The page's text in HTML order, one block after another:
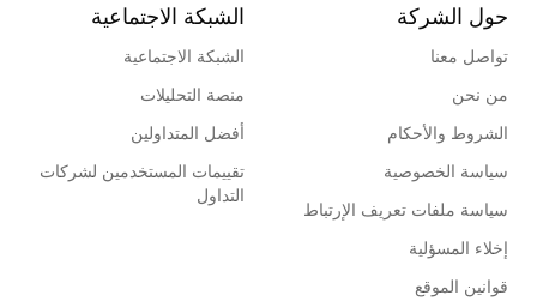
حول الشركة
تواصل معنا
من نحن
الشروط والأحكام
سياسة الخصوصية
سياسة ملفات تعريف الإرتباط
إخلاء المسؤلية
قوانين الموقع
الشبكة الاجتماعية
الشبكة الاجتماعية
منصة التحليلات
أفضل المتداولين
تقييمات المستخدمين لشركات
التداول